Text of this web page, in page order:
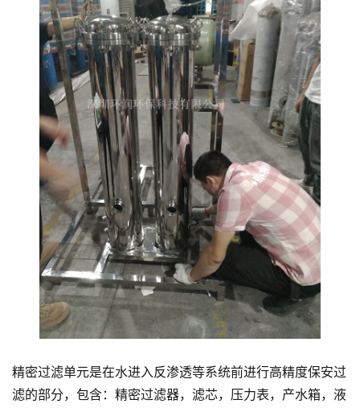
精密过滤单元是在水进入反渗透等系统前进行高精度保安过
滤的部分，包含：精密过滤器，滤芯，压力表，产水箱，液